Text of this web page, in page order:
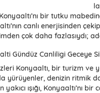
bir tutku
canlı enerjisinden
çok daha fazlasıydı;
Gündüz Canliligi Geceye
Konyaaltı, bir turizm
yürüyenler, denizin ritmik
yakıcı ışığı, Konyaaltı’nı